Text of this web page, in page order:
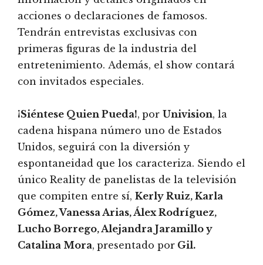
acciones o declaraciones de famosos.
Tendrán entrevistas exclusivas con
primeras figuras de la industria del
entretenimiento. Además, el show contará
con invitados especiales.
¡Siéntese Quien Pueda!, por Univision, la
cadena hispana número uno de Estados
Unidos, seguirá con la diversión y
espontaneidad que los caracteriza. Siendo el
único Reality de panelistas de la televisión
que compiten entre sí, Kerly Ruiz, Karla
Gómez, Vanessa Arias, Álex Rodríguez,
Lucho Borrego, Alejandra Jaramillo y
Catalina Mora, presentado por Gil.